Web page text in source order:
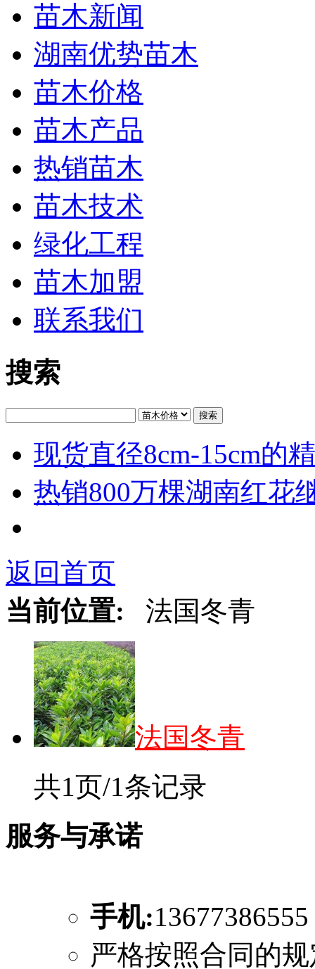
苗木新闻
湖南优势苗木
苗木价格
苗木产品
热销苗木
苗木技术
绿化工程
苗木加盟
联系我们
搜索
搜索
现货直径8cm-15cm的
热销800万棵湖南红花
返回首页
当前位置: 法国冬青
法国冬青
共1页/1条记录
服务与承诺
手机:
严格按照合同的